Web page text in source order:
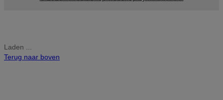
Laden ...
Terug naar boven